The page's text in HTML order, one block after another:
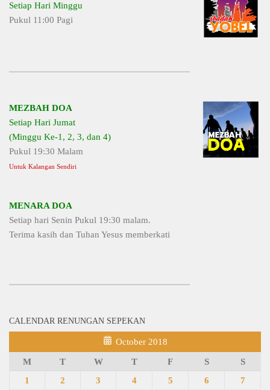
Setiap Hari Minggu
Pukul 11:00 Pagi
MEZBAH DOA
Setiap Hari Jumat
(Minggu Ke-1, 2, 3, dan 4)
Pukul 19:30 Malam
Untuk Kalangan Sendiri
MENARA DOA
Setiap hari Senin Pukul 19:30 malam.
Terima kasih dan Tuhan Yesus memberkati
CALENDAR RENUNGAN SEPEKAN
October 2018
M T W T F S
S
1
2 3 4 5 6
7